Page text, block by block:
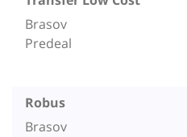
Brasov
Predeal
Robus
Brasov